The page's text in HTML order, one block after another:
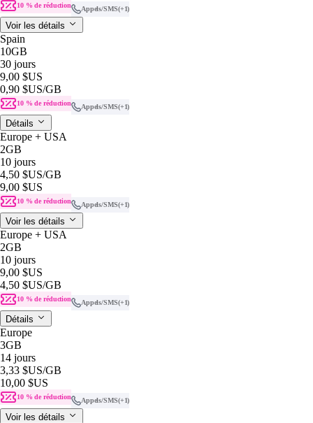
10 % de réduction Appels/SMS(+1)
Voir les détails
Spain
10GB
30 jours
9,00 $US
0,90 $US/GB
10 % de réduction Appels/SMS(+1)
Détails
Europe + USA
2GB
10 jours
4,50 $US/GB
9,00 $US
10 % de réduction Appels/SMS(+1)
Voir les détails
Europe + USA
2GB
10 jours
9,00 $US
4,50 $US/GB
10 % de réduction Appels/SMS(+1)
Détails
Europe
3GB
14 jours
3,33 $US/GB
10,00 $US
10 % de réduction Appels/SMS(+1)
Voir les détails